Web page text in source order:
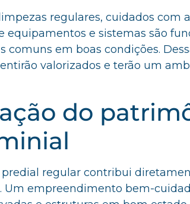
regulares, cuidados com
equipamentos e sistemas são
comuns em boas condições.
valorizados e terão um
do
regular contribui
Um empreendimento bem-